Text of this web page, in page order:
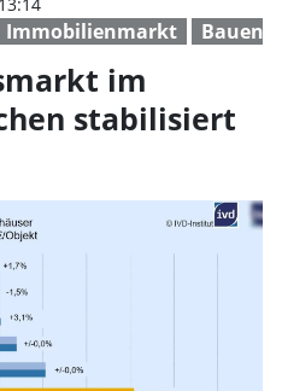
Immobilienmarkt Bauen
im
stabilisiert